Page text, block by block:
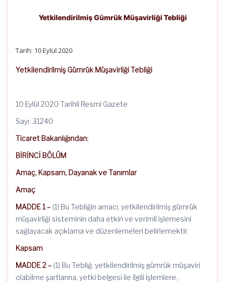
Yetkilendirilmiş Gümrük Müşavirliği Tebliği
Tarih: 10 Eylül 2020
Yetkilendirilmiş Gümrük Müşavirliği Tebliği
10 Eylül 2020 Tarihli Resmi Gazete
Sayı: 31240
Ticaret Bakanlığından:
BİRİNCİ BÖLÜM
Amaç, Kapsam, Dayanak ve Tanımlar
Amaç
MADDE 1 – (1) Bu Tebliğin amacı, yetkilendirilmiş gümrük
müşavirliği sisteminin daha etkin ve verimli işlemesini
sağlayacak açıklama ve düzenlemeleri belirlemektir.
Kapsam
MADDE 2 – (1) Bu Tebliğ, yetkilendirilmiş gümrük müşaviri
olabilme şartlarına, yetki belgesi ile ilgili işlemlere,